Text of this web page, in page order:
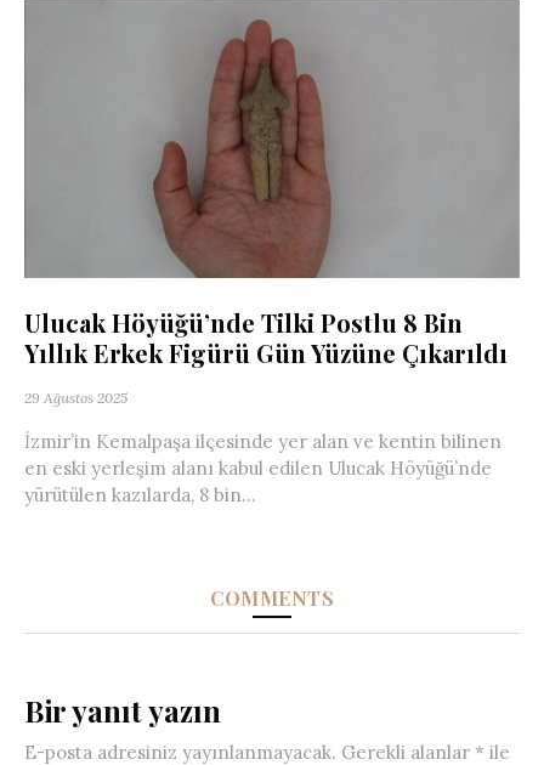
Ulucak Höyüğü’nde Tilki Postlu 8 Bin
Yıllık Erkek Figürü Gün Yüzüne Çıkarıldı
29 Ağustos 2025
İzmir’in Kemalpaşa ilçesinde yer alan ve kentin bilinen
en eski yerleşim alanı kabul edilen Ulucak Höyüğü’nde
yürütülen kazılarda, 8 bin...
COMMENTS
Bir yanıt yazın
E-posta adresiniz yayınlanmayacak. Gerekli alanlar * ile